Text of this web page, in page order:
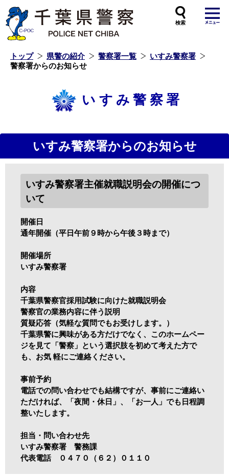
トップ 県警の紹介 警察署一覧
いすみ警察署
警察署からのお知らせ
いすみ警察署
いすみ警察署からのお知らせ
いすみ警察署主催就職説明会の開催につ
いて
開催日
通年開催（平日午前９時から午後３時まで）
開催場所
いすみ警察署
内容
千葉県警察官採用試験に向けた就職説明会
警察官の業務内容に伴う説明
質疑応答（気軽な質問でもお受けします。）
千葉県警に興味がある方だけでなく、このホームペー
ジを見て「警察」という選択肢を初めて考えた方で
も、お気 軽にご連絡ください。
事前予約
電話での問い合わせでも結構ですが、事前にご連絡い
ただければ、「夜間・休日」、「お一人」でも日程調
整いたします。
担当・問い合わせ先
いすみ警察署 警務課
代表電話 ０４７０（６２）０１１０